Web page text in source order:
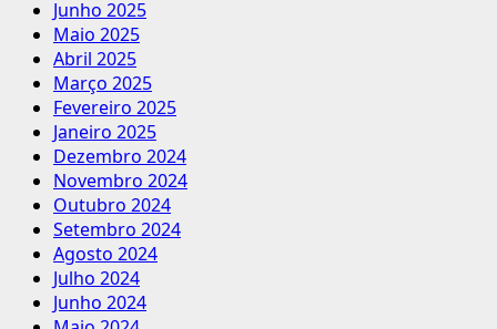
Junho 2025
Maio 2025
Abril 2025
Março 2025
Fevereiro 2025
Janeiro 2025
Dezembro 2024
Novembro 2024
Outubro 2024
Setembro 2024
Agosto 2024
Julho 2024
Junho 2024